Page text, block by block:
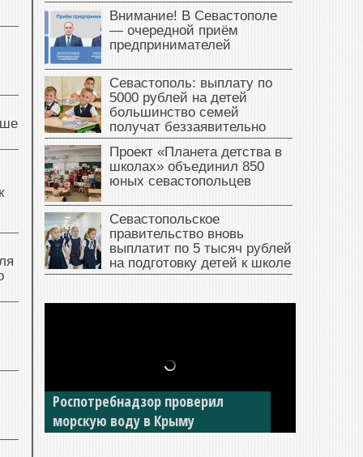
Внимание! В Севастополе
— очередной приём
предпринимателей
Севастополь: выплату по
5000 рублей на детей
большинство семей
получат беззаявительно
Проект «Планета детства в
школах» объединил 850
юных севастопольцев
Севастопольское
правительство вновь
выплатит по 5 тысяч рублей
на подготовку детей к школе
Роспотребнадзор проверил
морскую воду в Крыму